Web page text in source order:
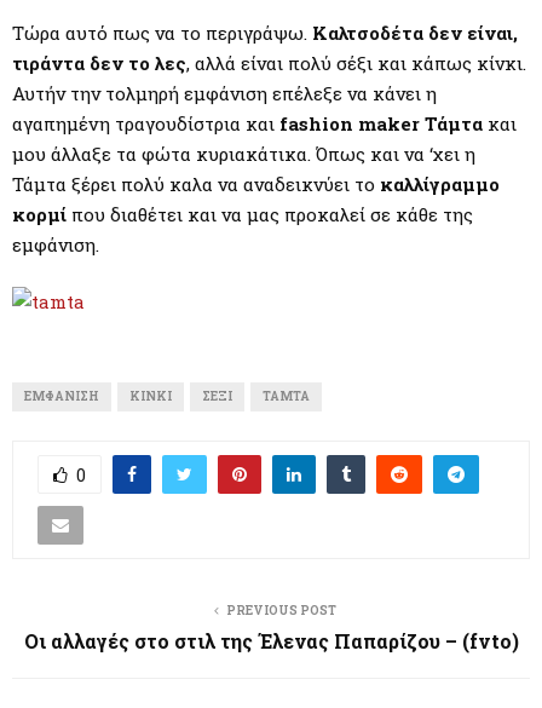
E
N
U
Τώρα αυτό πως να το περιγράψω. Καλτσοδέτα δεν είναι,
τιράντα δεν το λες, αλλά είναι πολύ σέξι και κάπως κίνκι.
Αυτήν την τολμηρή εμφάνιση επέλεξε να κάνει η
αγαπημένη τραγουδίστρια και fashion maker Τάμτα και
μου άλλαξε τα φώτα κυριακάτικα. Όπως και να ‘χει η
Τάμτα ξέρει πολύ καλα να αναδεικνύει το καλλίγραμμο
κορμί που διαθέτει και να μας προκαλεί σε κάθε της
εμφάνιση.
ΕΜΦΆΝΙΣΗ ΚΊΝΚΙ ΣΈΞΙ ΤΆΜΤΑ
0
PREVIOUS POST
Oι αλλαγές στο στιλ της Έλενας Παπαρίζου – (fvto)